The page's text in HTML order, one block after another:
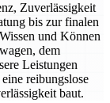
Zuverlässigkeit
bis zur finalen
und Können
dem
Leistungen
reibungslose
baut.